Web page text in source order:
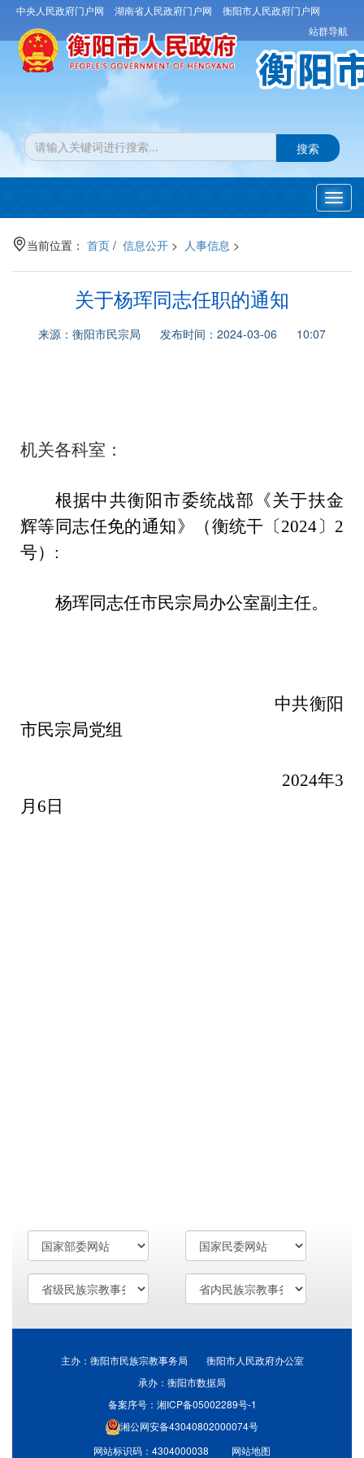
中央人民政府门户网 湖南省人民政府门户网
衡阳市人民政府门户网
站群导航
搜索
当前位置： 首页 / 信息公开 > 人事信息 >
关于杨珲同志任职的通知
来源：衡阳市民宗局 发布时间：2024-03-06 10:07
机关各科室：
根据中共衡阳市委统战部《关于扶金
辉等同志任免的通知》（衡统干〔2024〕2
号）:
杨珲同志任市民宗局办公室副主任。
中共衡阳
市民宗局党组
2024年3
月6日
主办：衡阳市民族宗教事务局 衡阳市人民政府办公室
承办：衡阳市数据局
备案序号：湘ICP备05002289号-1
湘公网安备43040802000074号
网站标识码：4304000038
网站地图